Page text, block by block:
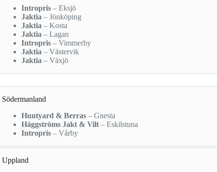
Intropris – Eksjö
Jaktia – Jönköping
Jaktia – Kosta
Jaktia – Lagan
Intropris – Vimmerby
Jaktia – Västervik
Jaktia – Växjö
Södermanland
Huntyard & Berras – Gnesta
Häggströms Jakt & Vilt – Eskilstuna
Intropris – Vårby
Uppland